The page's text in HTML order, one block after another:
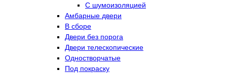
С шумоизоляцией
Амбарные двери
В сборе
Двери без порога
Двери телескопические
Одностворчатые
Под покраску